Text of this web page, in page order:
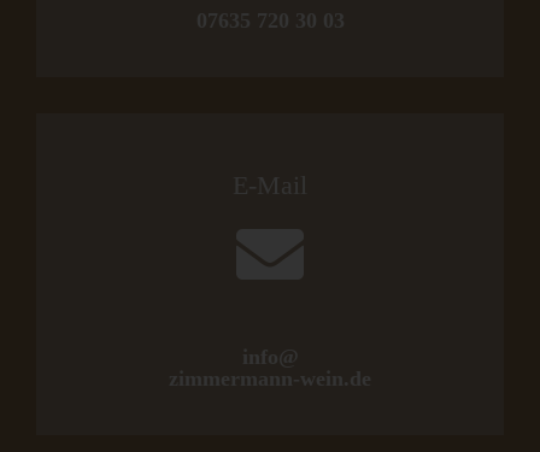
07635 720 30 03
E-Mail
info@
zimmermann-wein.de